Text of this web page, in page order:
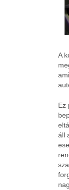
A
Ez
áll